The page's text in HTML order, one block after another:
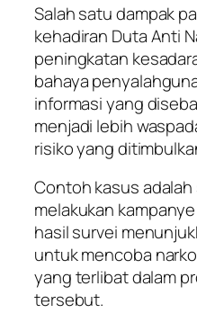
Salah satu dampak
kehadiran Duta Anti
peningkatan
bahaya
informasi yang
menjadi lebih
risiko yang
Contoh kasus
melakukan
hasil survei
untuk mencoba
yang terlibat dalam
tersebut.